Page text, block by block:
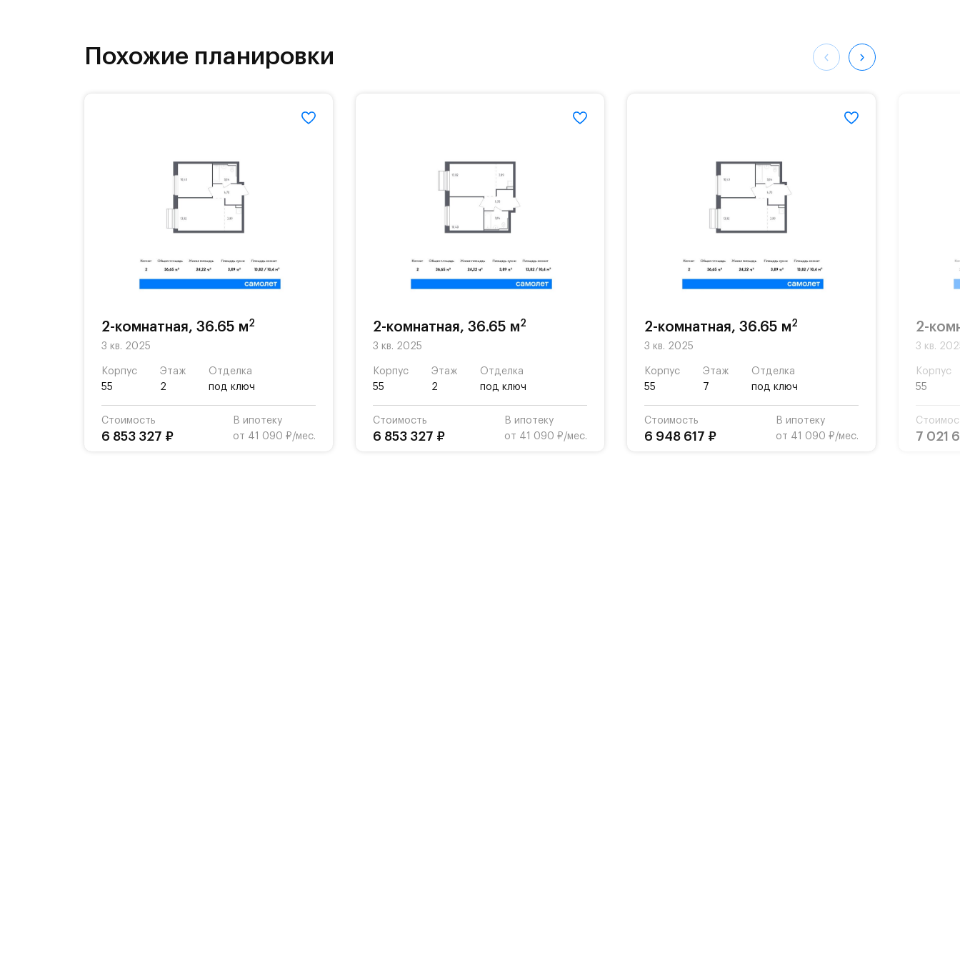
На территории квартала возведут детский сад и школу. Также для наиболее одарённых
Для автомобилистов — закрытые озеленённые парковки.
Похожие планировки
2-комнатная, 36.65 м2
3 кв. 2025
Корпус
55
Этаж
2
Отделка
под ключ
Стоимость
6 853 327 ₽
В ипотеку
от 41 090 ₽/мес.
2-комнатная, 36.65 м2
3 кв. 2025
Корпус
55
Этаж
2
Отделка
под ключ
Стоимость
6 853 327 ₽
В ипотеку
от 41 090 ₽/мес.
2-комнатная, 36.65 м2
3 кв. 2025
Корпус
55
Этаж
7
Отделка
под ключ
Стоимость
6 948 617 ₽
В ипотеку
от 41 090 ₽/мес.
2-
3 кв.
Корпус
55
7 021